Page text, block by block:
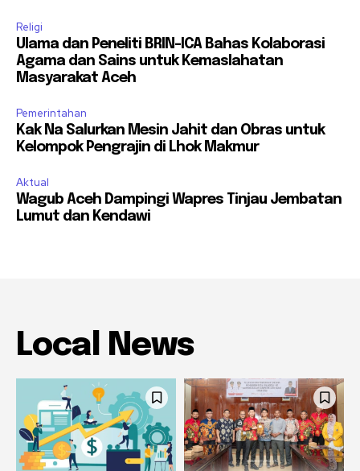
Religi
Ulama dan Peneliti BRIN-ICA Bahas Kolaborasi
Agama dan Sains untuk Kemaslahatan
Masyarakat Aceh
Pemerintahan
Kak Na Salurkan Mesin Jahit dan Obras untuk
Kelompok Pengrajin di Lhok Makmur
Aktual
Wagub Aceh Dampingi Wapres Tinjau Jembatan
Lumut dan Kendawi
Local News